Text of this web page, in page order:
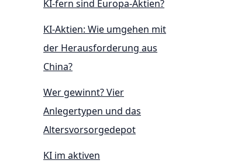
KI-fern sind Europa-Aktien?
KI-Aktien: Wie umgehen mit
der Herausforderung aus
China?
Wer gewinnt? Vier
Anlegertypen und das
Altersvorsorgedepot
KI im aktiven